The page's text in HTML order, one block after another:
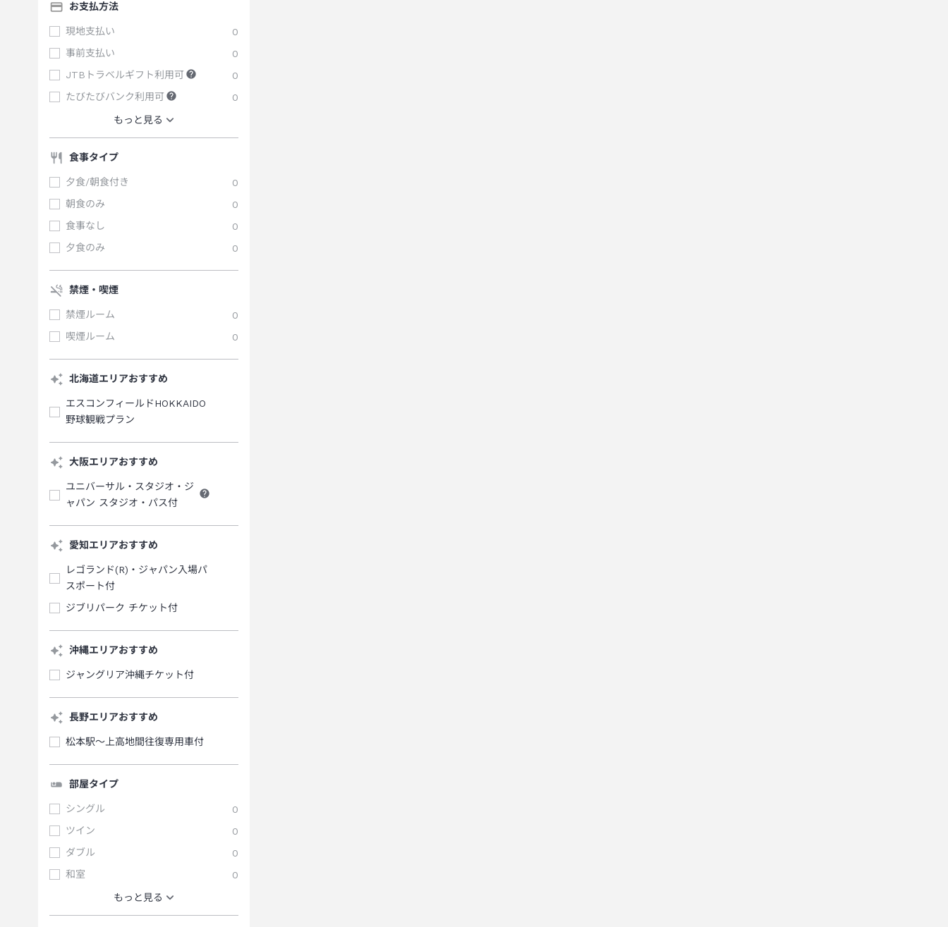
お支払方法
現地支払い
0
事前支払い
0
JTBトラベルギフト利用可
0
たびたびバンク利用可
0
もっと見る
食事タイプ
夕食/朝食付き
0
朝食のみ
0
食事なし
0
夕食のみ
0
禁煙・喫煙
禁煙ルーム
0
喫煙ルーム
0
北海道エリアおすすめ
エスコンフィールドHOKKAIDO
野球観戦プラン
大阪エリアおすすめ
ユニバーサル・スタジオ・ジ
ャパン スタジオ・パス付
愛知エリアおすすめ
レゴランド(R)・ジャパン入場パ
スポート付
ジブリパーク チケット付
沖縄エリアおすすめ
ジャングリア沖縄チケット付
長野エリアおすすめ
松本駅～上高地間往復専用車付
部屋タイプ
シングル
0
ツイン
0
ダブル
0
和室
0
もっと見る